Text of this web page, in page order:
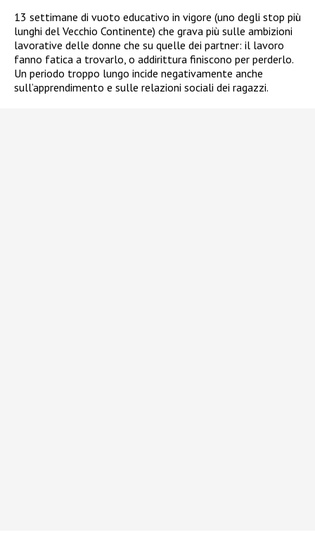
13 settimane di vuoto educativo in vigore (uno degli stop più
lunghi del Vecchio Continente) che grava più sulle ambizioni
lavorative delle donne che su quelle dei partner: il lavoro
fanno fatica a trovarlo, o addirittura finiscono per perderlo.
Un periodo troppo lungo incide negativamente anche
sull’apprendimento e sulle relazioni sociali dei ragazzi.